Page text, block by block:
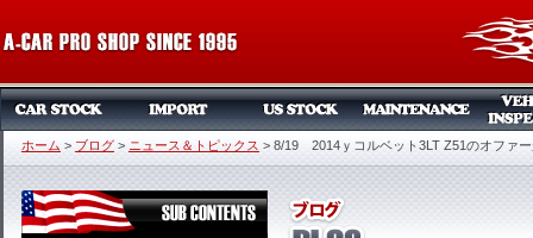
ホーム > ブログ > ニュース＆トピックス > 8/19 2014ｙコルベット3LT Z51のオファ